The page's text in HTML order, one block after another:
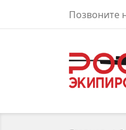
Позвоните